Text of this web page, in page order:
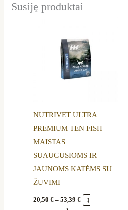
Susiję produktai
NUTRIVET ULTRA
PREMIUM TEN FISH
MAISTAS
SUAUGUSIOMS IR
JAUNOMS KATĖMS SU
ŽUVIMI
20,50€ – 53,39€
20,50 €
through
53,39 €
Į
has
multiple
variants.
may
be
on
the
page